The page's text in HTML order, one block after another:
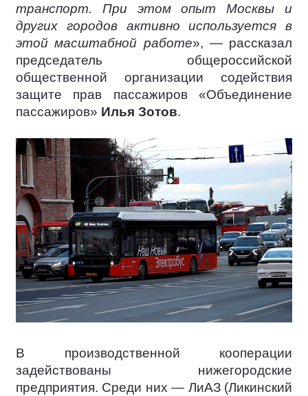
транспорт. При этом опыт Москвы и
других городов активно используется в
этой масштабной работе», — рассказал
председатель общероссийской
общественной организации содействия
защите прав пассажиров «Объединение
пассажиров» Илья Зотов.
В производственной кооперации
задействованы нижегородские
предприятия. Среди них — ЛиАЗ (Ликинский